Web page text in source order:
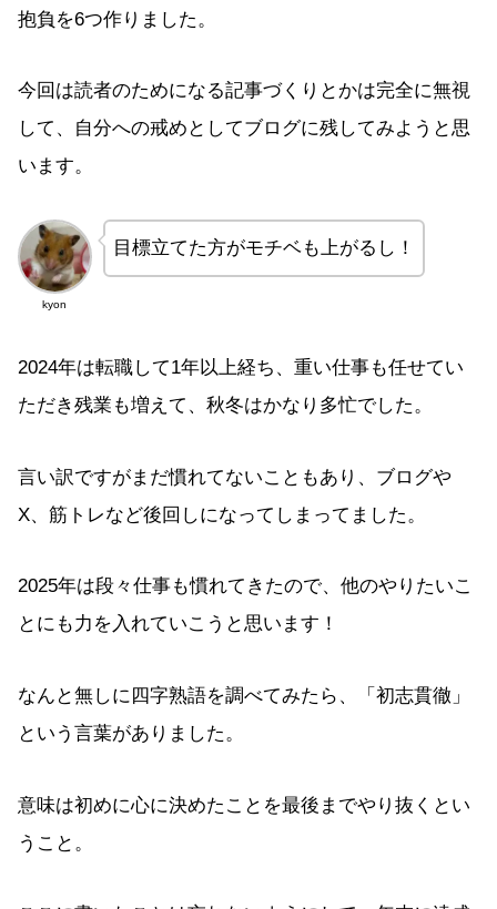
抱負を6つ作りました。
今回は読者のためになる記事づくりとかは完全に無視
して、自分への戒めとしてブログに残してみようと思
います。
kyon
目標立てた方がモチベも上がるし！
2024年は転職して1年以上経ち、重い仕事も任せてい
ただき残業も増えて、秋冬はかなり多忙でした。
言い訳ですがまだ慣れてないこともあり、ブログや
X、筋トレなど後回しになってしまってました。
2025年は段々仕事も慣れてきたので、他のやりたいこ
とにも力を入れていこうと思います！
なんと無しに四字熟語を調べてみたら、「初志貫徹」
という言葉がありました。
意味は初めに心に決めたことを最後までやり抜くとい
うこと。